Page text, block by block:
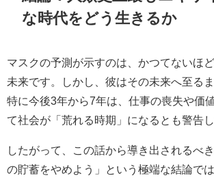
な時代をどう生きるか
マスクの予測が示すのは、かつてないほ
未来です。しかし、彼はその未来へ至る
特に今後3年から7年は、仕事の喪失や価
て社会が「荒れる時期」になるとも警告し
したがって、この話から導き出されるべ
の貯蓄をやめよう」という極端な結論で